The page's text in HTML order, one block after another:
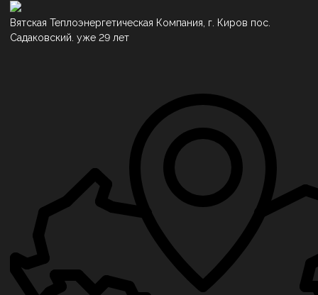
Вятская Теплоэнергетическая Компания, г. Киров пос.
Садаковский. уже 29 лет